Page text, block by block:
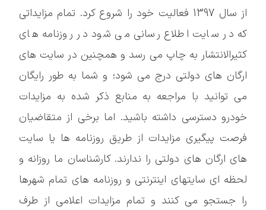
از سال 1397 فعالیت خود را شروع کرد. تمام مزایداتی
که در سایت اطلاع رسانی می شود در روزنامه های
کثیرالانتشار به چاپ می رسد و همچنین در سایت های
ارگان های دولتی درج می شود؛ و شما به طور رایگان
می توانید با مراجعه به منابع ذکر شده به مزایدات
خودرو دسترسی داشته باشید. اما برخی از متقاضیان
فرصت پیگیری مزایدات از طریق روزنامه ها یا سایت
های ارگان های دولتی را ندارند. کارشناسان ما روزانه و
لحظه ای سایتهای اینترنتی و روزنامه های تمام شهرها
را جستجو می کنند و تمام مزایدات اعلامی از طرف